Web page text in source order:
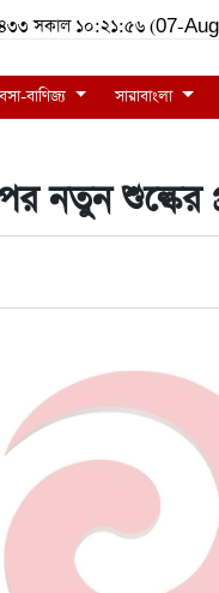
১৪৩৩ সকাল ১০:২১:৫৬ (07-
বাণিজ্য সারাবাংলা
শুল্কের